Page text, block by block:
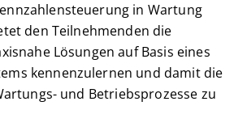
in Wartung
den Teilnehmenden die
Lösungen auf Basis eines
kennenzulernen und damit die
und Betriebsprozesse zu